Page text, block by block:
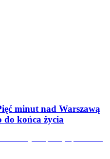
minut nad Warszawą
do końca życia